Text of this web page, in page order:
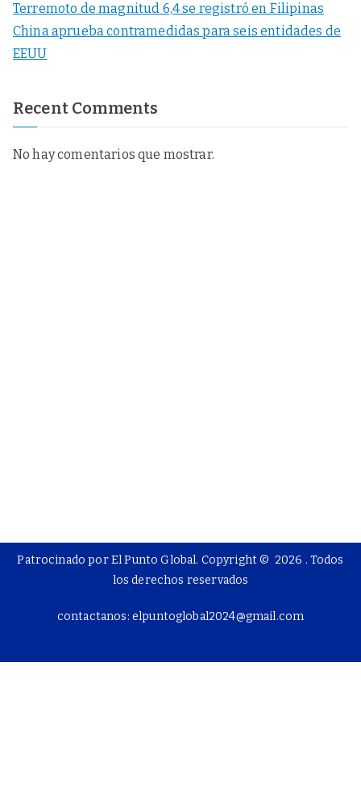
Terremoto de magnitud 6,4 se registró en Filipinas
China aprueba contramedidas para seis entidades de
EEUU
Recent Comments
No hay comentarios que mostrar.
Patrocinado por El Punto Global. Copyright © 2026 . Todos
los derechos reservados
contactanos: elpuntoglobal2024@gmail.com